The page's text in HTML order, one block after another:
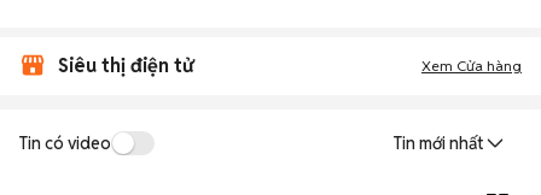
Siêu thị điện tử Xem Cửa hàng
Tin có video Tin mới nhất